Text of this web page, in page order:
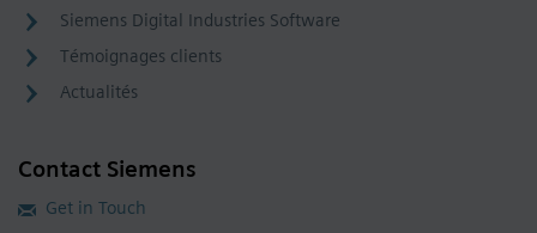
Siemens Digital Industries Software
Témoignages clients
Actualités
Contact Siemens
Get in Touch